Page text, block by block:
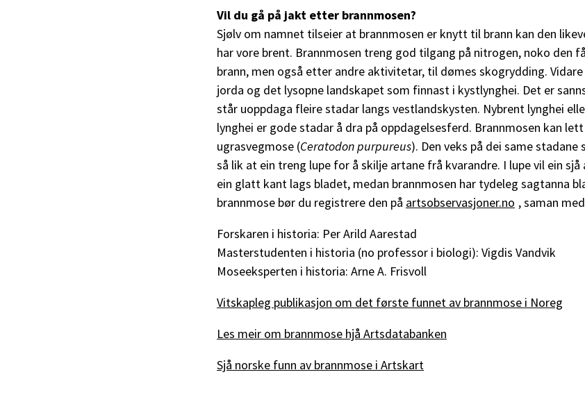
Vil du gå på jakt etter brannmosen?
Sjølv om namnet tilseier at brannmosen er knytt til brann kan den
har vore brent. Brannmosen treng god tilgang på nitrogen, noko den
brann, men også etter andre aktivitetar, til dømes skogrydding.
jorda og det lysopne landskapet som finnast i kystlynghei. Det er
står uoppdaga fleire stadar langs vestlandskysten. Nybrent lynghei
lynghei er gode stadar å dra på oppdagelsesferd. Brannmosen kan
ugrasvegmose (Ceratodon purpureus). Den veks på dei same
så lik at ein treng lupe for å skilje artane frå kvarandre. I lupe vil ein
ein glatt kant lags bladet, medan brannmosen har tydeleg sagtanna
brannmose bør du registrere den på artsobservasjoner.no , saman
Forskaren i historia: Per Arild Aarestad
Masterstudenten i historia (no professor i biologi): Vigdis Vandvik
Moseeksperten i historia: Arne A. Frisvoll
Vitskapleg publikasjon om det første funnet av brannmose i Noreg
Les meir om brannmose hjå Artsdatabanken
Sjå norske funn av brannmose i Artskart